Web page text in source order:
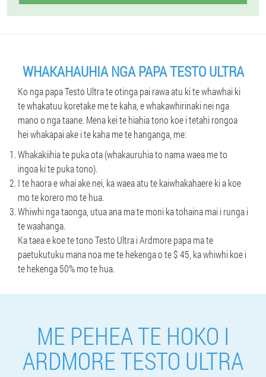
WHAKAHAUHIA NGA PAPA TESTO ULTRA
Ko nga papa Testo Ultra te otinga pai rawa atu ki te whawhai ki
te whakatuu koretake me te kaha, e whakawhirinaki nei nga
mano o nga taane. Mena kei te hiahia tono koe i tetahi rongoa
hei whakapai ake i te kaha me te hanganga, me:
Whakakiihia te puka ota (whakauruhia to nama waea me to
ingoa ki te puka tono).
I te haora e whai ake nei, ka waea atu te kaiwhakahaere ki a koe
mo te korero mo te hua.
Whiwhi nga taonga, utua ana ma te moni ka tohaina mai i runga i
te waahanga.
Ka taea e koe te tono Testo Ultra i Ardmore papa ma te
paetukutuku mana noa me te hekenga o te $ 45, ka whiwhi koe i
te hekenga 50% mo te hua.
ME PEHEA TE HOKO I
ARDMORE TESTO ULTRA